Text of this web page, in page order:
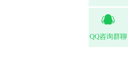
QQ咨询群聊